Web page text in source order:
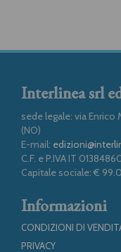
Interlinea srl
sede legale: via Enrico
(NO)
E-mail:
C.F. e P.IVA IT
Capitale sociale: €
Informazioni
CONDIZIONI DI
PRIVACY